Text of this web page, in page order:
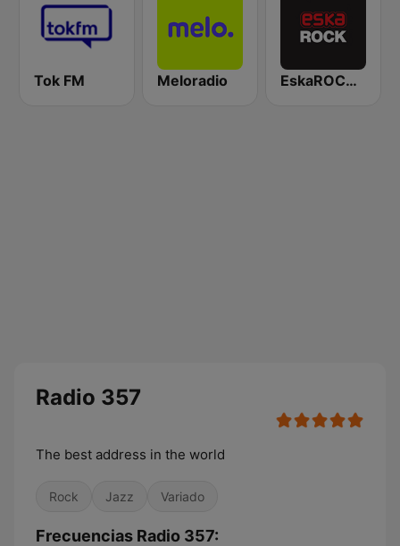
Tok FM Meloradio EskaROCK Warszawa
Radio 357
The best address in the world
Rock Jazz Variado
Frecuencias Radio 357: